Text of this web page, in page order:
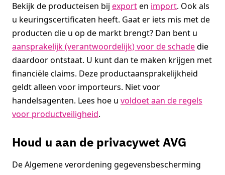
Bekijk de producteisen bij exporten import. Ook als
u keuringscertificaten heeft. Gaat er iets mis met de
producten die u op de markt brengt? Dan bent u
aansprakelijk (verantwoordelijk) voor de schadedie
daardoor ontstaat. U kunt dan te maken krijgen met
financiële claims. Deze productaansprakelijkheid
geldt alleen voor importeurs. Niet voor
handelsagenten. Lees hoe u voldoet aan de regels
voor productveiligheid.
Houd u aan de privacywet AVG
De Algemene verordening gegevensbescherming